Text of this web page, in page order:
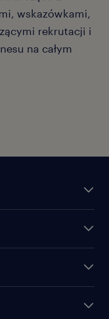
wskazówkami,
rekrutacji i
na całym